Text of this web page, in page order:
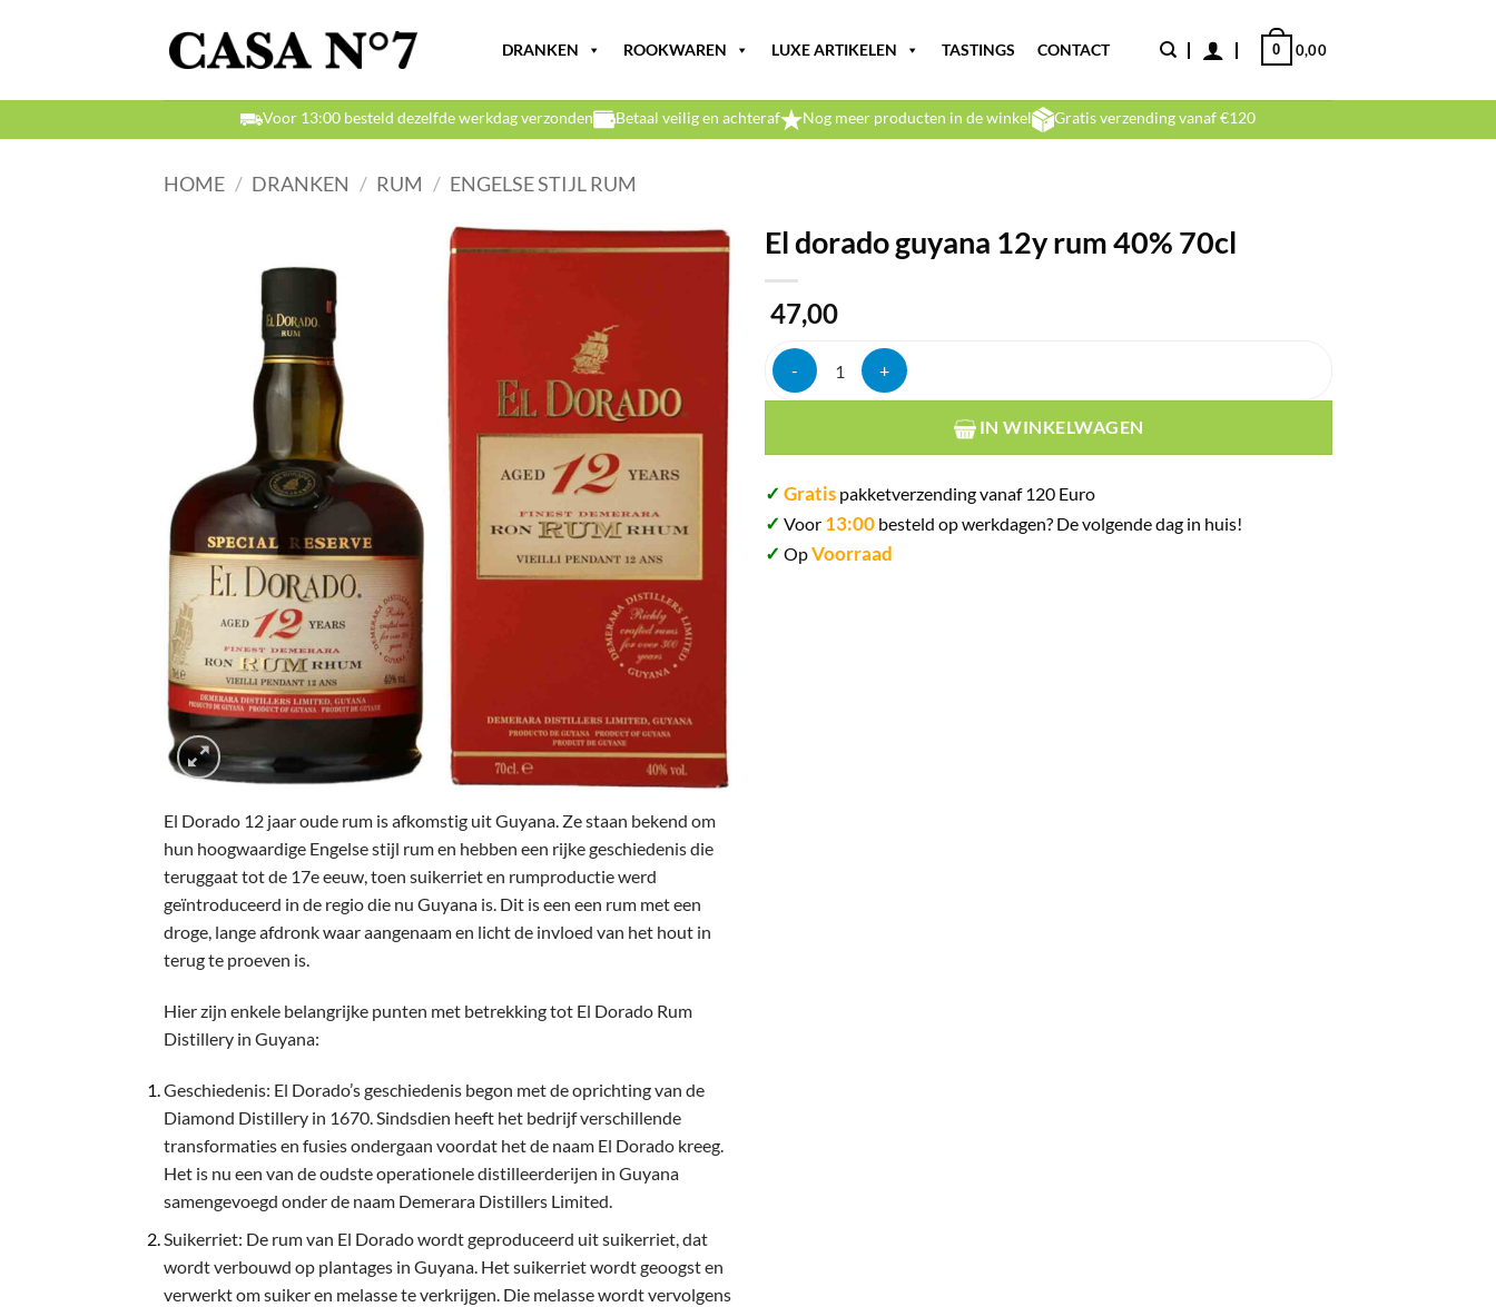
DRANKEN ROOKWAREN LUXE ARTIKELEN TASTINGS CONTACT 0,00
0
Voor 13:00 besteld dezelfde werkdag verzonden Betaal veilig en achteraf Nog meer producten in de winkel Gratis verzending vanaf €120
HOME / DRANKEN / RUM / ENGELSE STIJL RUM
El Dorado 12 jaar oude rum is afkomstig uit Guyana. Ze staan ​​bekend om
hun hoogwaardige Engelse stijl rum en hebben een rijke geschiedenis die
teruggaat tot de 17e eeuw, toen suikerriet en rumproductie werd
geïntroduceerd in de regio die nu Guyana is. Dit is een een rum met een
droge, lange afdronk waar aangenaam en licht de invloed van het hout in
terug te proeven is.
Hier zijn enkele belangrijke punten met betrekking tot El Dorado Rum
Distillery in Guyana:
Geschiedenis: El Dorado’s geschiedenis begon met de oprichting van de
Diamond Distillery in 1670. Sindsdien heeft het bedrijf verschillende
transformaties en fusies ondergaan voordat het de naam El Dorado kreeg.
Het is nu een van de oudste operationele distilleerderijen in Guyana
samengevoegd onder de naam Demerara Distillers Limited.
Suikerriet: De rum van El Dorado wordt geproduceerd uit suikerriet, dat
wordt verbouwd op plantages in Guyana. Het suikerriet wordt geoogst en
verwerkt om suiker en melasse te verkrijgen. Die melasse wordt vervolgens
El dorado guyana 12y rum 40% 70cl
47,00
El dorado guyana 12y rum 40% 70cl aantal
IN WINKELWAGEN
✓ Gratis pakketverzending vanaf 120 Euro
✓ Voor 13:00 besteld op werkdagen? De volgende dag in huis!
✓ OpVoorraad